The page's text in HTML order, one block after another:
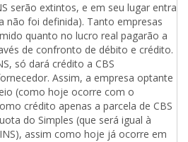
serão extintos, e em seu lugar entra
não foi definida). Tanto empresas
quanto no lucro real pagarão a
de confronto de débito e crédito.
só dará crédito a CBS
Assim, a empresa optante
(como hoje ocorre com o
crédito apenas a parcela de CBS
do Simples (que será igual à
assim como hoje já ocorre em